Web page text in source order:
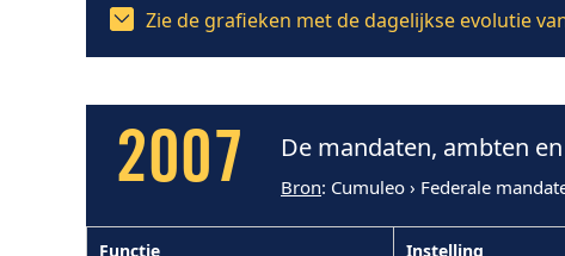
Zie de grafieken met de dagelijkse evolutie
2007 De mandaten, ambten
Bron: Cumuleo › Federale
Functie Instelling